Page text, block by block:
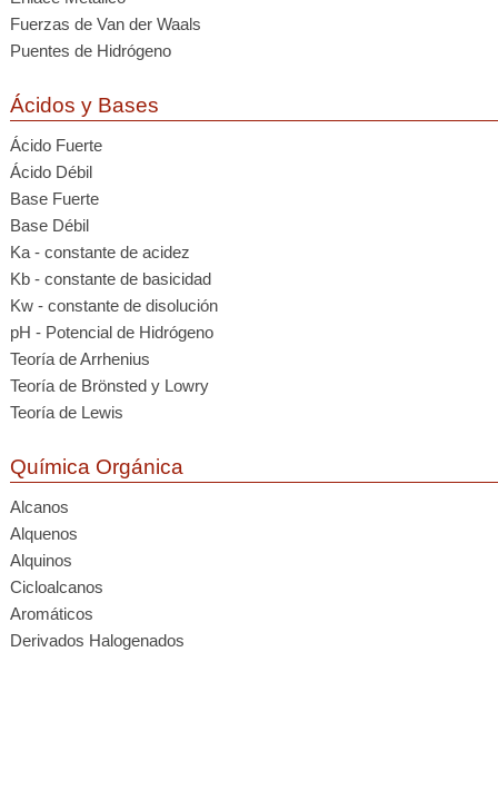
Fuerzas de Van der Waals
Puentes de Hidrógeno
Ácidos y Bases
Ácido Fuerte
Ácido Débil
Base Fuerte
Base Débil
Ka - constante de acidez
Kb - constante de basicidad
Kw - constante de disolución
pH - Potencial de Hidrógeno
Teoría de Arrhenius
Teoría de Brönsted y Lowry
Teoría de Lewis
Química Orgánica
Alcanos
Alquenos
Alquinos
Cicloalcanos
Aromáticos
Derivados Halogenados